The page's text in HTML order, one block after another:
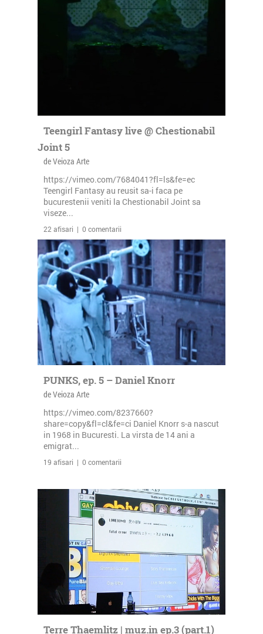
Teengirl Fantasy live @ Chestionabil
Joint 5
de Veioza Arte
https://vimeo.com/7684041?fl=ls&fe=ec
Teengirl Fantasy au reusit sa-i faca pe
bucurestenii veniti la Chestionabil Joint sa
viseze...
22 afisari | 0 comentarii
PUNKS, ep. 5 – Daniel Knorr
de Veioza Arte
https://vimeo.com/8237660?
share=copy&fl=cl&fe=ci Daniel Knorr s-a nascut
in 1968 in Bucuresti. La virsta de 14 ani a
emigrat...
19 afisari | 0 comentarii
Terre Thaemlitz | muz.in ep.3 (part.1)